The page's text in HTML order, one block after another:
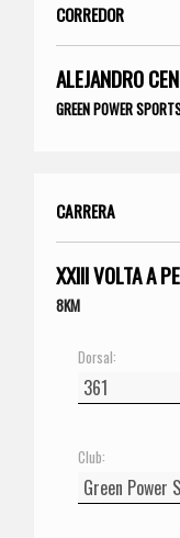
CORREDOR
ALEJANDRO
GREEN POWER
CARRERA
XXIII VOLTA A
8KM
Dorsal:
Club: